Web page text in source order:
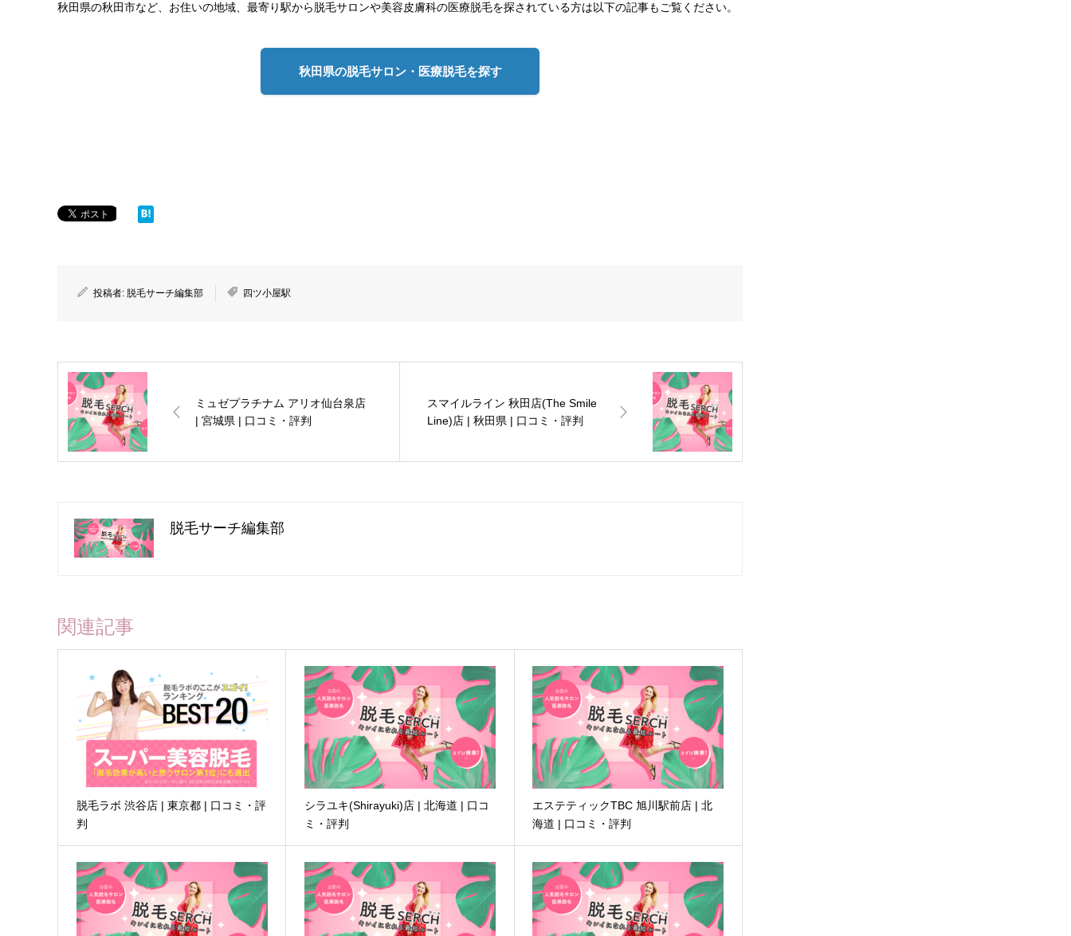
秋田県の秋田市など、お住いの地域、最寄り駅から脱毛サロンや美容皮膚科の医療脱毛を探されている方は以下の記事もご覧ください。
秋田県の脱毛サロン・医療脱毛を探す
投稿者: 脱毛サーチ編集部 四ツ小屋駅
ミュゼプラチナム アリオ仙台泉店
| 宮城県 | 口コミ・評判
スマイルライン 秋田店(The Smile
Line)店 | 秋田県 | 口コミ・評判
脱毛サーチ編集部
関連記事
脱毛ラボ 渋谷店 | 東京都 | 口コミ・評
判
シラユキ(Shirayuki)店 | 北海道 | 口コ
ミ・評判
エステティックTBC 旭川駅前店 | 北
海道 | 口コミ・評判